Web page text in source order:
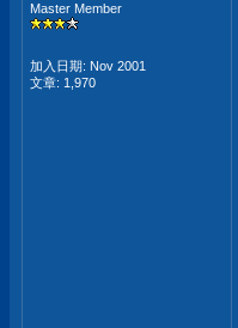
Master Member
加入日期: Nov 2001
文章: 1,970